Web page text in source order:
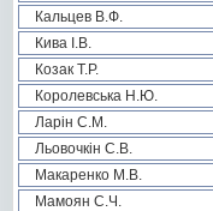
Кальцев В.Ф.
Кива І.В.
Козак Т.Р.
Королевська Н.Ю.
Ларін С.М.
Льовочкін С.В.
Макаренко М.В.
Мамоян С.Ч.